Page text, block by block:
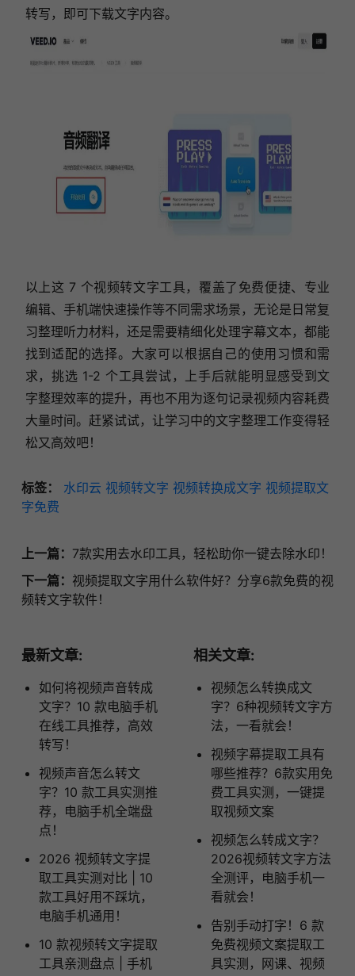
转写，即可下载文字内容。
以上这 7 个视频转文字工具，覆盖了免费便捷、专业
编辑、手机端快速操作等不同需求场景，无论是日常复
习整理听力材料，还是需要精细化处理字幕文本，都能
找到适配的选择。大家可以根据自己的使用习惯和需
求，挑选 1-2 个工具尝试，上手后就能明显感受到文
字整理效率的提升，再也不用为逐句记录视频内容耗费
大量时间。赶紧试试，让学习中的文字整理工作变得轻
松又高效吧！
标签： 水印云 视频转文字 视频转换成文字 视频提取文
字免费
上一篇： 7款实用去水印工具，轻松助你一键去除水印！
下一篇： 视频提取文字用什么软件好？分享6款免费的视
频转文字软件！
最新文章:
如何将视频声音转成
文字？10 款电脑手机
在线工具推荐，高效
转写！
视频声音怎么转文
字？10 款工具实测推
荐，电脑手机全端盘
点！
2026 视频转文字提
取工具实测对比 | 10
款工具好用不踩坑，
电脑手机通用！
10 款视频转文字提取
工具亲测盘点 | 手机
相关文章:
视频怎么转换成文
字？6种视频转文字方
法，一看就会！
视频字幕提取工具有
哪些推荐？6款实用免
费工具实测，一键提
取视频文案
视频怎么转成文字？
2026视频转文字方法
全测评，电脑手机一
看就会！
告别手动打字！6 款
免费视频文案提取工
具实测，网课、视频